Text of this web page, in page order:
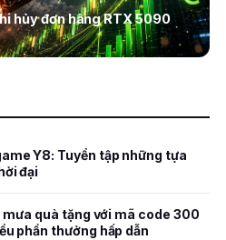
hủy đơn hàng RTX 5090
Y8: Tuyển tập những tựa
đại
quà tặng với mã code 300
phần thưởng hấp dẫn